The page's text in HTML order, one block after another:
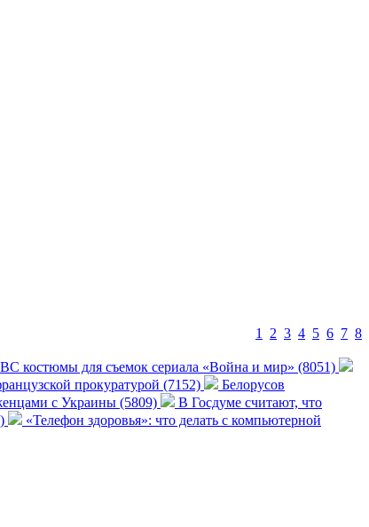
1 2 3 4 5 6 7 8
костюмы для съемок сериала «Война и мир» (8051)
прокуратурой (7152)
Белорусов
с Украины (5809)
В Госдуме считают, что
«Телефон здоровья»: что делать с компьютерной